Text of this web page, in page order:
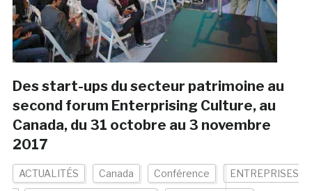
Des start-ups du secteur patrimoine au
second forum Enterprising Culture, au
Canada, du 31 octobre au 3 novembre
2017
ACTUALITÉS Canada Conférence ENTREPRISES